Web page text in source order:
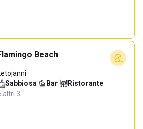
Beach
Sabbiosa· Bar· Ristorante·
altri 3…